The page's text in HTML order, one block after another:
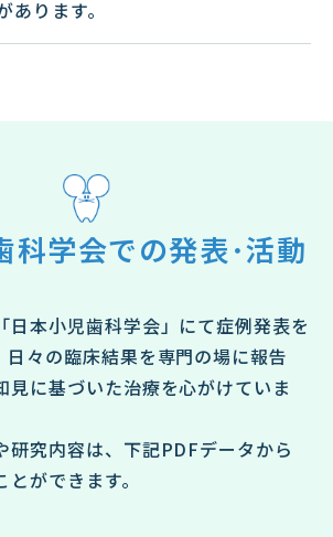
あります。
科学会での発表･活動
日本小児歯科学会」にて症例発表を
日々の臨床結果を専門の場に報告
見に基づいた治療を心がけていま
研究内容は、下記PDFデータから
ができます。